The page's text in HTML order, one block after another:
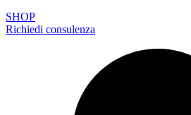
SHOP
Richiedi consulenza